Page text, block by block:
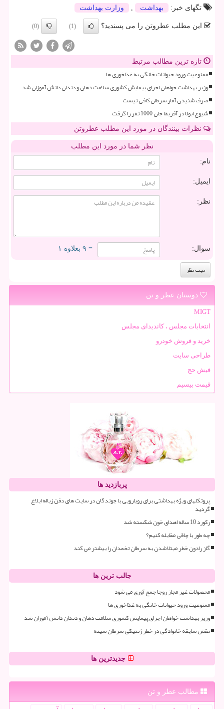
تگهای خبر:
بهداشت وزارت بهداشت
این مطلب عطروتن را می پسندید؟ (1)
(0)
تازه ترین مطالب مرتبط
ممنوعیت ورود حیوانات خانگی به غذاخوری ها
وزیر بهداشت خواهان اجرای پیمایش کشوری سلامت دهان و دندان دانش آموزان شد
صرف شنیدن آمار سرطان کافی نیست
شیوع ابولا در آفریقا جان 1000 نفر را گرفت
نظرات بینندگان در مورد این مطلب عطروتن
نظر شما در مورد این مطلب
نام:
ایمیل:
نظر:
سوال: = ۹ بعلاوه ۱
دوستان عطر و تن
MIGT
انتخابات مجلس ، کاندیدای مجلس
خرید و فروش خودرو
طراحی سایت
فیش حج
قیمت بیسیم
پربازدید ها
پروتکلهای ویژه بهداشتی برای رویارویی با جوندگان در سایت های دفن زباله ابلاغ
گردید
رکورد 10 ساله اهدای خون شکسته شد
چه طور با چاقی مقابله کنیم؟
گاز رادون خطر مبتلاشدن به سرطان تخمدان را بیشتر می کند
جالب ترین ها
محصولات غیر مجاز روجا جمع آوری می شود
ممنوعیت ورود حیوانات خانگی به غذاخوری ها
وزیر بهداشت خواهان اجرای پیمایش کشوری سلامت دهان و دندان دانش آموزان شد
نقش سابقه خانوادگی در خطر ژنتیکی سرطان سینه
جدیدترین ها
مطالب عطر و تن